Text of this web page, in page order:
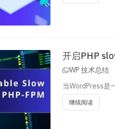
开启PHP
WP 技术总结
当WordPress是
继续阅读